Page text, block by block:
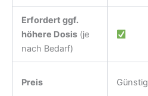
Erfordert ggf.
höhere Dosis(je
nach Bedarf)
Preis Günstig